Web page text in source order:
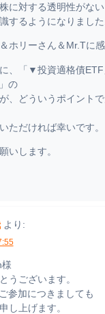
に対する透明性がない
するようになりました
ホリーさん＆Mr.Tに感
に、「▼投資適格債
の
、どういうポイント
ただければ幸いです。
いします。
より:
うございます。
参加につきましても
し上げます。